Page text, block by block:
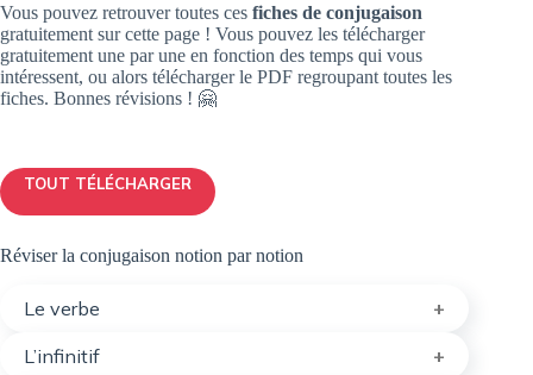
Vous pouvez retrouver toutes ces fiches de conjugaison
gratuitement sur cette page ! Vous pouvez les télécharger
gratuitement une par une en fonction des temps qui vous
intéressent, ou alors télécharger le PDF regroupant toutes les
fiches. Bonnes révisions ! 🤗
TOUT TÉLÉCHARGER
Réviser la conjugaison notion par notion
Le verbe
L’infinitif